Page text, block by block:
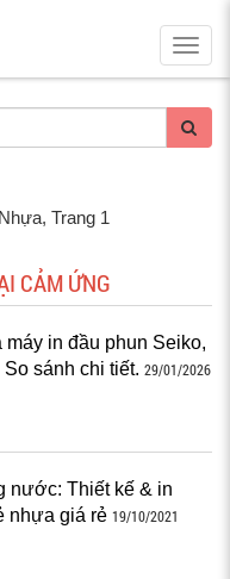
, Trang 1
CẢM ỨNG
in đầu phun Seiko,
sánh chi tiết. 29/01/2026
nước: Thiết kế & in
nhựa giá rẻ 19/10/2021